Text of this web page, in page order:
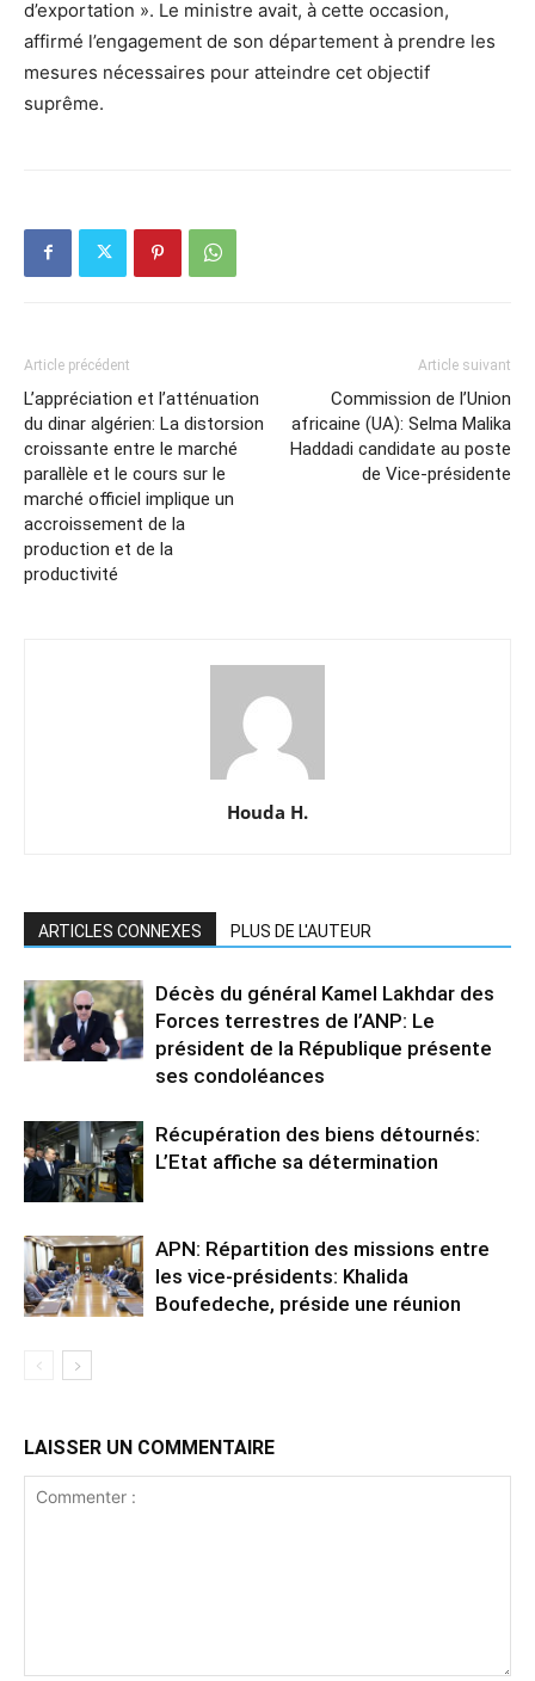
d’exportation ». Le ministre avait, à cette occasion,
affirmé l’engagement de son département à prendre les
mesures nécessaires pour atteindre cet objectif
suprême.
Article précédent
L’appréciation et l’atténuation
du dinar algérien: La distorsion
croissante entre le marché
parallèle et le cours sur le
marché officiel implique un
accroissement de la
production et de la
productivité
Article suivant
Commission de l’Union
africaine (UA): Selma Malika
Haddadi candidate au poste
de Vice-présidente
Houda H.
ARTICLES CONNEXES PLUS DE L'AUTEUR
Décès du général Kamel Lakhdar des
Forces terrestres de l’ANP: Le
président de la République présente
ses condoléances
Récupération des biens détournés:
L’Etat affiche sa détermination
APN: Répartition des missions entre
les vice-présidents: Khalida
Boufedeche, préside une réunion
LAISSER UN COMMENTAIRE